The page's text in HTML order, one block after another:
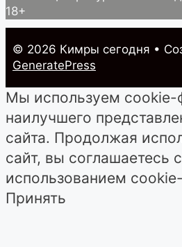
18+
© 2026 Кимры cегодня •
GeneratePress
Мы используем cookie-
наилучшего
сайта. Продолжая
сайт, вы соглашаетесь с
использованием
Принять